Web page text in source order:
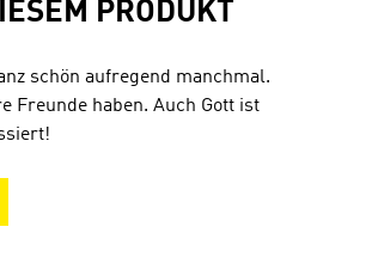
PRODUKT
schön aufregend manchmal.
Freunde haben. Auch Gott ist